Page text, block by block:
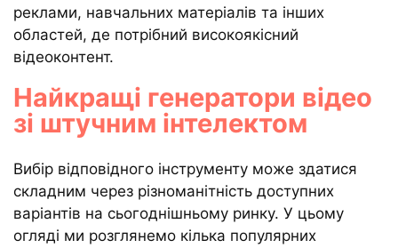
реклами, навчальних матеріалів та інших
областей, де потрібний високоякісний
відеоконтент.
Найкращі генератори відео
зі штучним інтелектом
Вибір відповідного інструменту може здатися
складним через різноманітність доступних
варіантів на сьогоднішньому ринку. У цьому
огляді ми розглянемо кілька популярних